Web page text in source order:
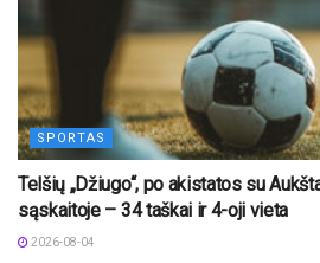
SPORTAS
Telšių „Džiugo“, po akistatos su
sąskaitoje – 34 taškai ir 4-oji vieta
2026-08-04